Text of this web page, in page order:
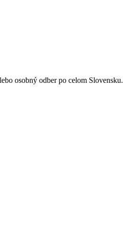
osobný odber po celom Slovensku.